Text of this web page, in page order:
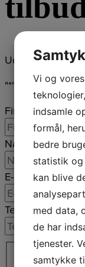
Udfyld
"*" indicates
Firmanavn*
Navn
E-mail *
Telefon*
Adresse*
Vi og
indsamle
formål,
bedre
statistik og
kan blive
med data,
de har
tjenester.
samtykke